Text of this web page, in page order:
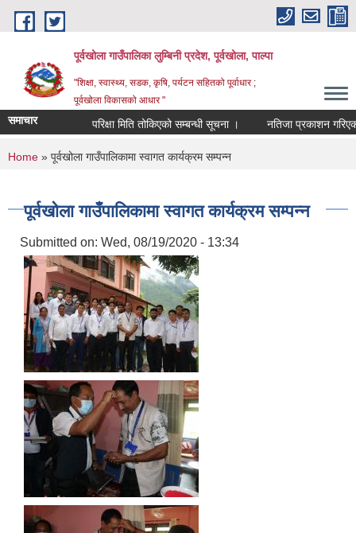
Skip to main content
पूर्वखोला गाउँपालिका लुम्बिनी प्रदेश, पूर्वखोला, पाल्पा
"शिक्षा, स्वास्थ्य, सडक, कृषि, पर्यटन सहितको पूर्वाधार ;
पूर्वखोला विकासको आधार "
समाचार परिक्षा मिति तोकिएको सम्बन्धी सूचना । नतिजा प्रकाशन गरिएको
You are here
Home » पूर्वखोला गाउँपालिकामा स्वागत कार्यक्रम सम्पन्न
पूर्वखोला गाउँपालिकामा स्वागत कार्यक्रम सम्पन्न
Submitted on: Wed, 08/19/2020 - 13:34